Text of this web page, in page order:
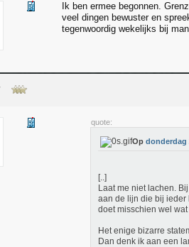
Ik ben ermee begonnen.
veel dingen bewuster en
tegenwoordig wekelijks bij
quote:
Op donderdag
[..]
Laat me niet lachen.
aan de lijn die bij ieder
doet misschien wel
Het enige bizarre
Dan denk ik aan een